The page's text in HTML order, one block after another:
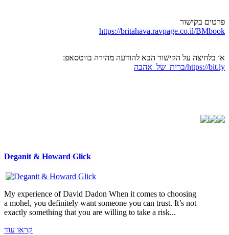
פרטים בקישור
https://britahava.ravpage.co.il/BMbook
או בלחיצה על הקישור הבא להודעה מהירה בווטסאפ:
https://bit.ly/ברית_של_אהבה
Deganit & Howard Glick
My experience of David Dadon When it comes to choosing
a mohel, you definitely want someone you can trust. It’s not
exactly something that you are willing to take a risk...
קראו עוד